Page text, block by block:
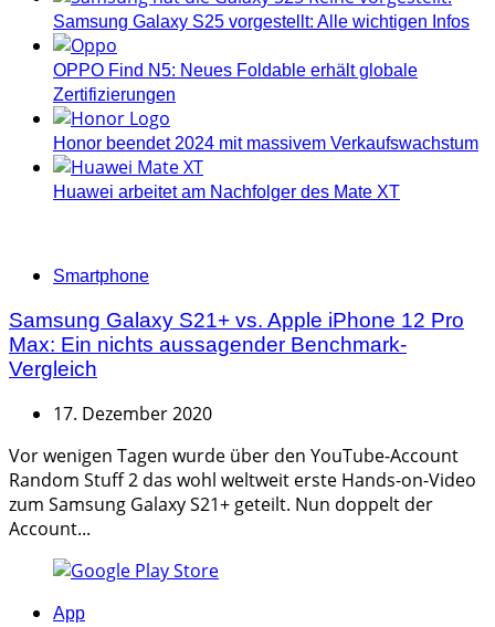
Samsung Galaxy S25 vorgestellt: Alle wichtigen Infos
OPPO Find N5: Neues Foldable erhält globale
Zertifizierungen
Honor beendet 2024 mit massivem Verkaufswachstum
Huawei arbeitet am Nachfolger des Mate XT
Categories
Smartphone
Samsung Galaxy S21+ vs. Apple iPhone 12 Pro
Max: Ein nichts aussagender Benchmark-
Vergleich
17. Dezember 2020
Vor wenigen Tagen wurde über den YouTube-Account
Random Stuff 2 das wohl weltweit erste Hands-on-Video
zum Samsung Galaxy S21+ geteilt. Nun doppelt der
Account...
Categories
App